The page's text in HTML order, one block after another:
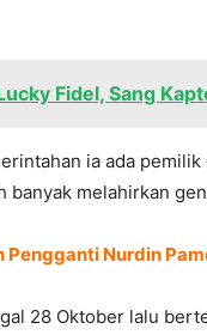
Fidel, Sang
ia ada
banyak melahirkan
Pengganti Nurdin
28 Oktober lalu